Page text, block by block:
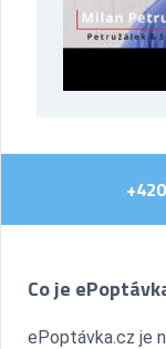
Co je
ePoptávka.cz je